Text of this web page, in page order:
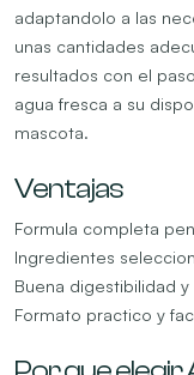
adaptandolo a las
unas cantidades
resultados con el
agua fresca a su
mascota.
Ventajas
Formula completa
Ingredientes
Buena digestibilidad
Formato practico y